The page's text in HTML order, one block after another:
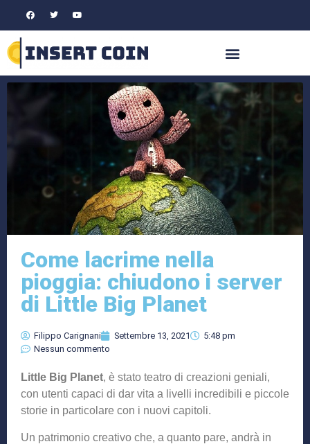
Come lacrime nella
pioggia: chiudono i server
di Little Big Planet
Filippo Carignani Settembre 13, 2021
5:48 pm
Nessun commento
Little Big Planet, è stato teatro di creazioni geniali,
con utenti capaci di dar vita a livelli incredibili e piccole
storie in particolare con i nuovi capitoli.
Un patrimonio creativo che, a quanto pare, andrà in